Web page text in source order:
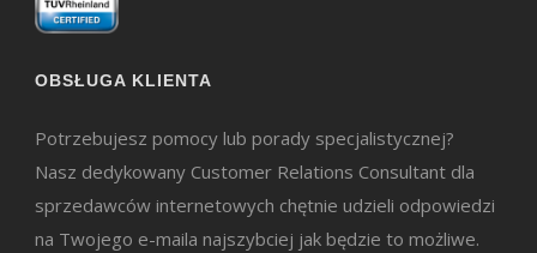
OBSŁUGA KLIENTA
Potrzebujesz pomocy lub porady specjalistycznej?
Nasz dedykowany Customer Relations Consultant dla
sprzedawców internetowych chętnie udzieli odpowiedzi
na Twojego e-maila najszybciej jak będzie to możliwe.